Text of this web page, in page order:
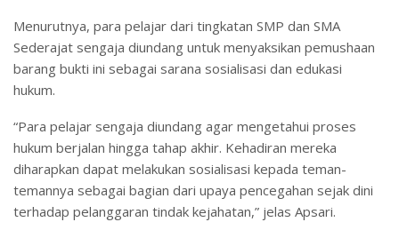
Menurutnya, para pelajar dari tingkatan SMP dan SMA
Sederajat sengaja diundang untuk menyaksikan pemushaan
barang bukti ini sebagai sarana sosialisasi dan edukasi
hukum.
“Para pelajar sengaja diundang agar mengetahui proses
hukum berjalan hingga tahap akhir. Kehadiran mereka
diharapkan dapat melakukan sosialisasi kepada teman-
temannya sebagai bagian dari upaya pencegahan sejak dini
terhadap pelanggaran tindak kejahatan,” jelas Apsari.